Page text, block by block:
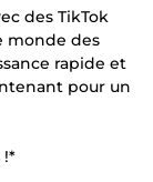
des TikTok
monde des
rapide et
pour un
!*